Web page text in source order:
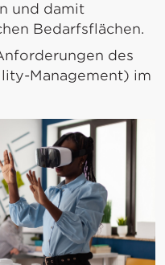
und damit
Bedarfsflächen.
des
Management) im